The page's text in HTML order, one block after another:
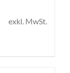
exkl. MwSt.